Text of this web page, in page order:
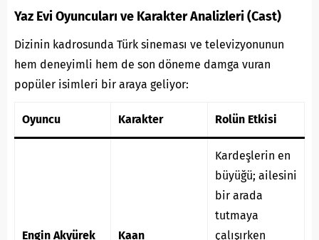
Yaz Evi Oyuncuları ve Karakter Analizleri (Cast)
Dizinin kadrosunda Türk sineması ve televizyonunun
hem deneyimli hem de son döneme damga vuran
popüler isimleri bir araya geliyor:
Oyuncu Karakter Rolün Etkisi
Engin Akyürek Kaan
Kardeşlerin en
büyüğü; ailesini
bir arada
tutmaya
çalışırken